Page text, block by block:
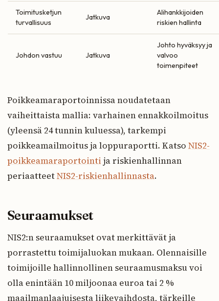
Toimitusketjun
turvallisuus
Jatkuva
Alihankkijoiden
riskien hallinta
Johdon vastuu Jatkuva
Johto hyväksyy ja
valvoo
toimenpiteet
Poikkeamaraportoinnissa noudatetaan
vaiheittaista mallia: varhainen ennakkoilmoitus
(yleensä 24 tunnin kuluessa), tarkempi
poikkeamailmoitus ja loppuraportti. Katso NIS2-
poikkeamaraportointi ja riskienhallinnan
periaatteetNIS2-riskienhallinnasta.
Seuraamukset
NIS2:n seuraamukset ovat merkittävät ja
porrastettu toimijaluokan mukaan. Olennaisille
toimijoille hallinnollinen seuraamusmaksu voi
olla enintään 10 miljoonaa euroa tai 2 %
maailmanlaajuisesta liikevaihdosta, tärkeille